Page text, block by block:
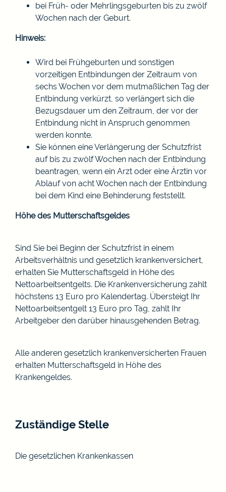
bei Früh- oder Mehrlingsgeburten bis zu zwölf
Wochen nach der Geburt.
Hinweis:
Wird bei Frühgeburten und sonstigen
vorzeitigen Entbindungen der Zeitraum von
sechs Wochen vor dem mutmaßlichen Tag der
Entbindung verkürzt, so verlängert sich die
Bezugsdauer um den Zeitraum, der vor der
Entbindung nicht in Anspruch genommen
werden konnte.
Sie können eine Verlängerung der Schutzfrist
auf bis zu zwölf Wochen nach der Entbindung
beantragen, wenn ein Arzt oder eine Ärztin vor
Ablauf von acht Wochen nach der Entbindung
bei dem Kind eine Behinderung feststellt.
Höhe des Mutterschaftsgeldes
Sind Sie bei Beginn der Schutzfrist in einem
Arbeitsverhältnis und gesetzlich krankenversichert,
erhalten Sie Mutterschaftsgeld in Höhe des
Nettoarbeitsentgelts. Die Krankenversicherung zahlt
höchstens 13 Euro pro Kalendertag. Übersteigt Ihr
Nettoarbeitsentgelt 13 Euro pro Tag, zahlt Ihr
Arbeitgeber den darüber hinausgehenden Betrag.
Alle anderen gesetzlich krankenversicherten Frauen
erhalten Mutterschaftsgeld in Höhe des
Krankengeldes.
Zuständige Stelle
Die gesetzlichen Krankenkassen